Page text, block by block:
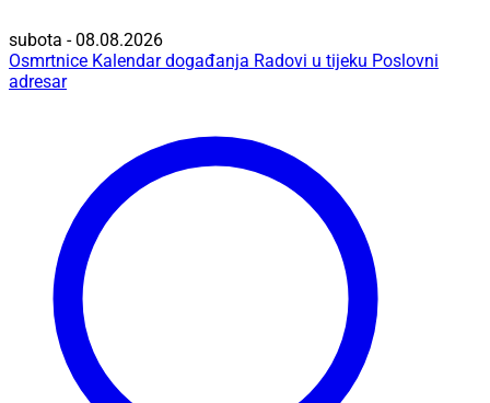
subota - 08.08.2026
Osmrtnice Kalendar događanja Radovi u tijeku Poslovni
adresar